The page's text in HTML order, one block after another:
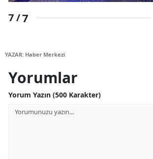
7 /7
YAZAR: Haber Merkezi
Yorumlar
Yorum Yazın (500 Karakter)